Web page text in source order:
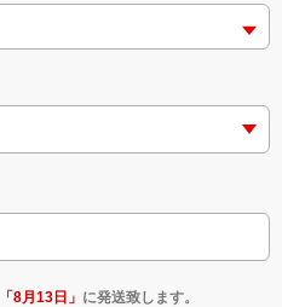
「8月13日 」 に発送致します。